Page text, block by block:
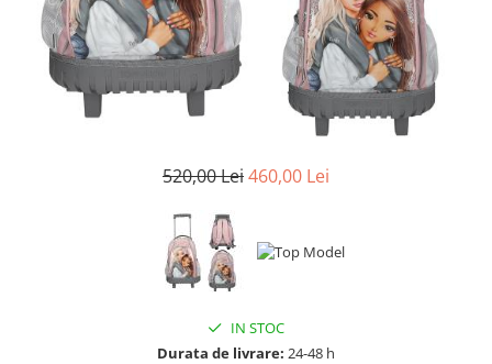
520,00 Lei460,00 Lei
IN STOC
Durata de livrare: 24-48 h